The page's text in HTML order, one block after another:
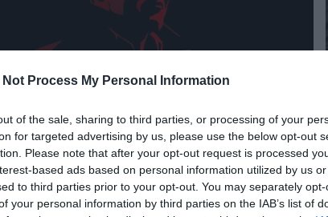
Not Process My Personal Information
of the sale, sharing to third parties, or processing of your
for targeted advertising by us, please use the below opt-out
Please note that after your opt-out request is processed
based ads based on personal information utilized by us
to third parties prior to your opt-out. You may separately
your personal information by third parties on the IAB’s list of
Musk Dredd bírótól vett idézettel üzent Jeff
Szövetségi Bírósága elutasította Jeff Bezos űrvállalata,